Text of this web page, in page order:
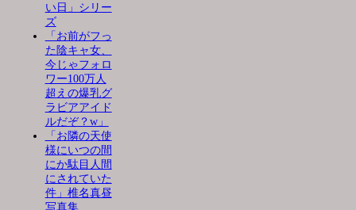
い日」シリー
ズ
「お前がフっ
た陰キャ女、
今じゃフォロ
ワー100万人
超えの爆乳グ
ラビアアイド
ルだぞ？w」
「お隣の天使
様にいつの間
にか駄目人間
にされていた
件」椎名真昼
写真集